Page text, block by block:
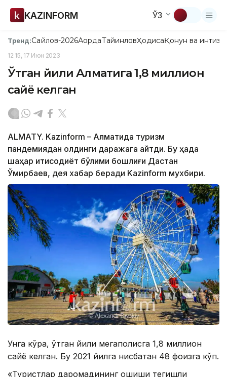
KAZINFORM ЎЗ
Тренд:Сайлов-2026АқордаТайинловҲодисаҚонун ва
12:15, 17 Июн 2023
Ўтган йили Алматига 1,8 миллион
сайёҳ келган
ALMATY. Kazinform – Алматида туризм
пандемиядан олдинги даражага қайтди. Бу ҳақда
шаҳар иқтисодиёт бўлими бошлиғи Дастан
Ўмирбаев, дея хабар беради Kazinform мухбири.
Унга кўра, ўтган йили мегаполисга 1,8 миллион
сайёҳ келган. Бу 2021 йилга нисбатан 48 фоизга кўп.
«Туристлар даромадининг ошиши тегишли